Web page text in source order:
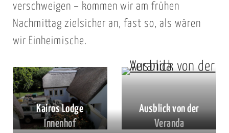
verschweigen – kommen wir am frühen
Nachmittag zielsicher an, fast so, als wären
wir Einheimische.
Kairos Lodge
Innenhof
Ausblick von der
Veranda